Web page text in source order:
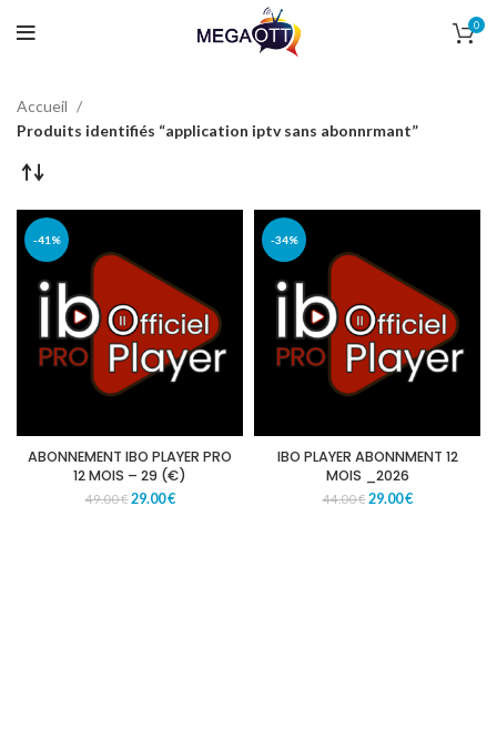
0
Accueil
Produits identifiés “application iptv sans abonnrmant”
-41%
ABONNEMENT IBO PLAYER PRO
12 MOIS – 29 (€)
49.00€29.00€
-34%
IBO PLAYER ABONNMENT 12
MOIS _2026
44.00€29.00€